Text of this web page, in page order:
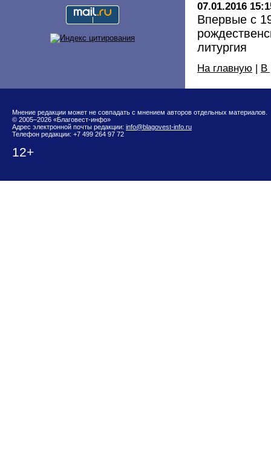
07.01.2016
Впервые с
литургия
На главную В
Мнение редакции может не совпадать с мнением авторов отдельных материалов.
© 2005–2026 «Благовест-инфо»
Адрес электронной почты редакции: info@blagovest-info.ru
Телефон редакции: +7 499 264 97 72
12+